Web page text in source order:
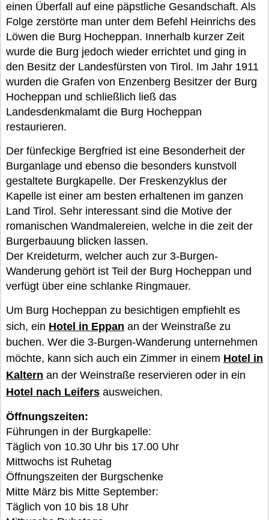
einen Überfall auf eine päpstliche Gesandschaft. Als
Folge zerstörte man unter dem Befehl Heinrichs des
Löwen die Burg Hocheppan. Innerhalb kurzer Zeit
wurde die Burg jedoch wieder errichtet und ging in
den Besitz der Landesfürsten von Tirol. Im Jahr 1911
wurden die Grafen von Enzenberg Besitzer der Burg
Hocheppan und schließlich ließ das
Landesdenkmalamt die Burg Hocheppan
restaurieren.
Der fünfeckige Bergfried ist eine Besonderheit der
Burganlage und ebenso die besonders kunstvoll
gestaltete Burgkapelle. Der Freskenzyklus der
Kapelle ist einer am besten erhaltenen im ganzen
Land Tirol. Sehr interessant sind die Motive der
romanischen Wandmalereien, welche in die zeit der
Burgerbauung blicken lassen.
Der Kreideturm, welcher auch zur 3-Burgen-
Wanderung gehört ist Teil der Burg Hocheppan und
verfügt über eine schlanke Ringmauer.
Um Burg Hocheppan zu besichtigen empfiehlt es
sich, ein Hotel in Eppan an der Weinstraße zu
buchen. Wer die 3-Burgen-Wanderung unternehmen
möchte, kann sich auch ein Zimmer in einem Hotel in
Kaltern an der Weinstraße reservieren oder in ein
Hotel nach Leifers ausweichen.
Öffnungszeiten:
Führungen in der Burgkapelle:
Täglich von 10.30 Uhr bis 17.00 Uhr
Mittwochs ist Ruhetag
Öffnungszeiten der Burgschenke
Mitte März bis Mitte September:
Täglich von 10 bis 18 Uhr